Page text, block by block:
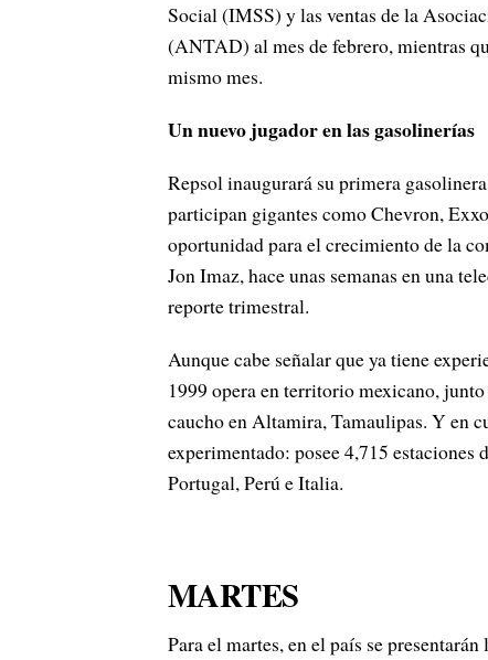
Social (IMSS) y las ventas de la
(ANTAD) al mes de febrero, mientras
mismo mes.
Un nuevo jugador en las gasolinerías
Repsol inaugurará su primera
participan gigantes como Chevron,
oportunidad para el crecimiento de la
Jon Imaz, hace unas semanas en una
reporte trimestral.
Aunque cabe señalar que ya tiene
1999 opera en territorio mexicano,
caucho en Altamira, Tamaulipas. Y en
experimentado: posee 4,715 estaciones
Portugal, Perú e Italia.
MARTES
Para el martes, en el país se